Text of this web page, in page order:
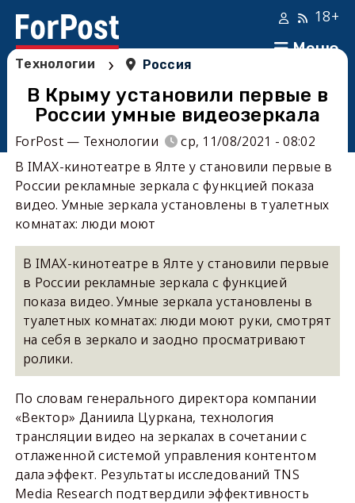
Меню
18+
Технологии › Россия
В Крыму установили первые в
России умные видеозеркала
ForPost — Технологии
ср, 11/08/2021 - 08:02
В IMAX-кинотеатре в Ялте у становили первые в
России рекламные зеркала с функцией показа
видео. Умные зеркала установлены в туалетных
комнатах: люди моют
В IMAX-кинотеатре в Ялте у становили первые
в России рекламные зеркала с функцией
показа видео. Умные зеркала установлены в
туалетных комнатах: люди моют руки, смотрят
на себя в зеркало и заодно просматривают
ролики.
По словам генерального директора компании
«Вектор» Даниила Цуркана, технология
трансляции видео на зеркалах в сочетании с
отлаженной системой управления контентом
дала эффект. Результаты исследований TNS
Media Research подтвердили эффективность